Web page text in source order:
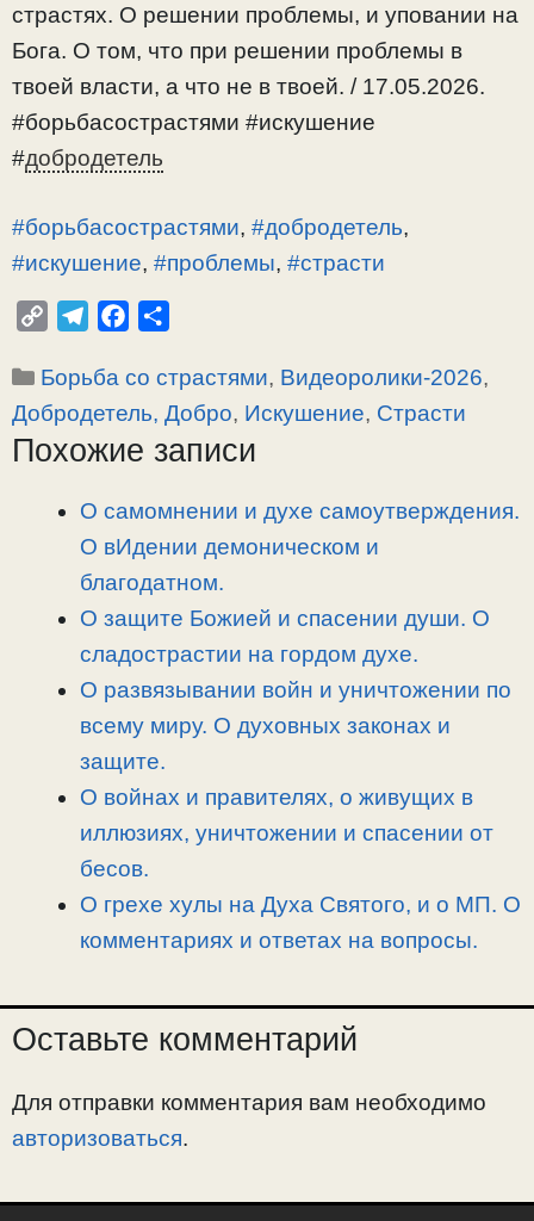
страстях. О решении проблемы, и уповании на
Бога. О том, что при решении проблемы в
твоей власти, а что не в твоей. / 17.05.2026.
#борьбасострастями #искушение
#добродетель
#борьбасострастями, #добродетель,
#искушение, #проблемы, #страсти
p
y
L
l
e
g
a
c
e
b
п
р
а
Рубрики
Борьба со страстями, Видеоролики-2026,
Добродетель, Добро, Искушение, Страсти
Похожие записи
О самомнении и духе самоутверждения.
О вИдении демоническом и
благодатном.
О защите Божией и спасении души. О
сладострастии на гордом духе.
О развязывании войн и уничтожении по
всему миру. О духовных законах и
защите.
О войнах и правителях, о живущих в
иллюзиях, уничтожении и спасении от
бесов.
О грехе хулы на Духа Святого, и о МП. О
комментариях и ответах на вопросы.
Оставьте комментарий
Для отправки комментария вам необходимо
авторизоваться.